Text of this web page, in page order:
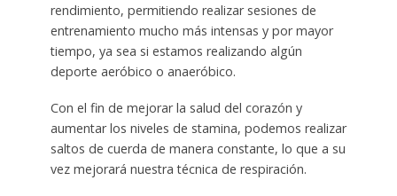
rendimiento, permitiendo realizar sesiones de
entrenamiento mucho más intensas y por mayor
tiempo, ya sea si estamos realizando algún
deporte aeróbico o anaeróbico.
Con el fin de mejorar la salud del corazón y
aumentar los niveles de stamina, podemos realizar
saltos de cuerda de manera constante, lo que a su
vez mejorará nuestra técnica de respiración.